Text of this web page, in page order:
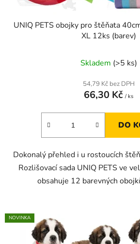
UNIQ PETS obojky pro štěňata
XL 12ks (barev)
Skladem (>5 ks)
54,79 Kč bez DPH
66,30 Kč / ks
DO
Dokonalý přehled i u rostoucích
Rozlišovací sada UNIQ PETS ve
obsahuje 12 barevných
NOVINKA